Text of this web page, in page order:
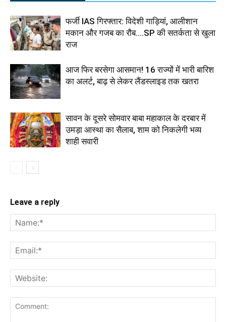
फर्जी IAS गिरफ्तार: विदेशी गाड़ियां, आलीशान
मकान और गजब का रौब....SP की सतर्कता से खुला
राज
आज फिर बरसेगा आसमान! 16 राज्यों में भारी बारिश
का अलर्ट, बाढ़ से लेकर लैंडस्लाइड तक खतरा
सावन के दूसरे सोमवार बाबा महाकाल के दरबार में
उमड़ा आस्था का सैलाब, शाम को निकलेगी भव्य
शाही सवारी
Leave a reply